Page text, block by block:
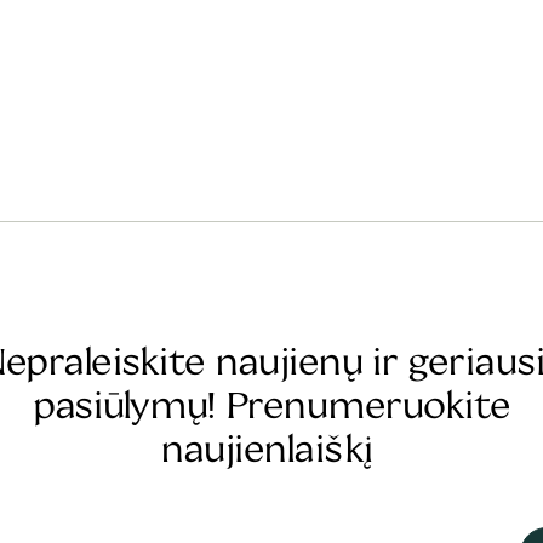
naujienų ir
pasiūlymų! Prenumeruokite
naujienlaiškį